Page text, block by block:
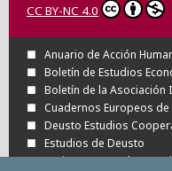
CC BY-NC 4.0
Anuario de Acción
Boletín de Estudios
Boletín de la Asociación
Cuadernos Europeos
Deusto Estudios
Estudios de Deusto
Revista Deusto de